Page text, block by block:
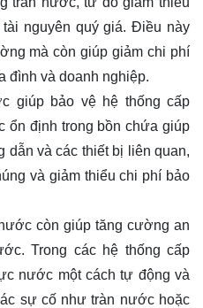
nguyên quý giá. Điều này
mà còn giúp giảm chi phí
đình và doanh nghiệp.
giúp bảo vệ hệ thống cấp
ổn định trong bồn chứa giúp
dẫn và các thiết bị liên quan,
và giảm thiểu chi phí bảo
còn giúp tăng cường an
Trong các hệ thống cấp
nước một cách tự động và
sự cố như tràn nước hoặc